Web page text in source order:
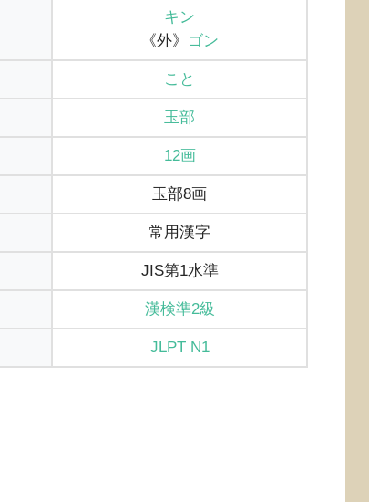
キン
《外》 ゴン
こと
玉部
12画
玉部8画
常用漢字
JIS第1水準
漢検準2級
JLPT N1